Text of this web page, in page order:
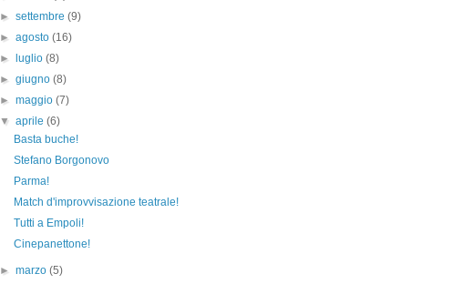
►settembre(9)
►agosto(16)
►
luglio(8)
►giugno(8)
►maggio(7)
▼aprile(6)
Basta buche!
Stefano Borgonovo
Parma!
Match d'improvvisazione teatrale!
Tutti a Empoli!
Cinepanettone!
►marzo(5)